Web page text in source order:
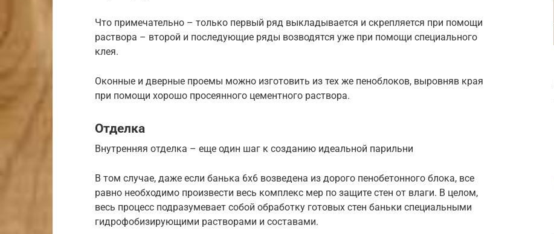
Что примечательно – только первый ряд выкладывается и скрепляется при помощи
раствора – второй и последующие ряды возводятся уже при помощи специального
клея.
Оконные и дверные проемы можно изготовить из тех же пеноблоков, выровняв края
при помощи хорошо просеянного цементного раствора.
Отделка
Внутренняя отделка – еще один шаг к созданию идеальной парильни
В том случае, даже если банька 6х6 возведена из дорого пенобетонного блока, все
равно необходимо произвести весь комплекс мер по защите стен от влаги. В целом,
весь процесс подразумевает собой обработку готовых стен баньки специальными
гидрофобизирующими растворами и составами.